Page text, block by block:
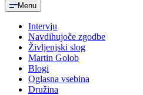
Menu
Intervju
Navdihujoče zgodbe
Življenjski slog
Martin Golob
Blogi
Oglasna vsebina
Družina